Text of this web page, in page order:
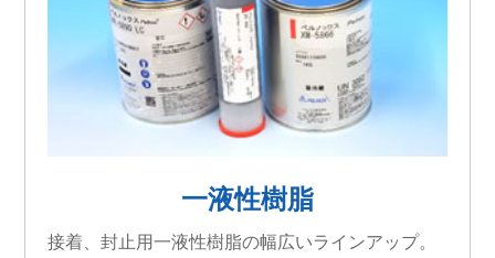
一液性樹脂
接着、封止用一液性樹脂の幅広いラインアップ。